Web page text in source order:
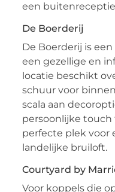
een
De Boerderij
De Boerderij is
een gezellige en
locatie beschikt
schuur voor
scala aan
persoonlijke touch
perfecte plek voor
landelijke bruiloft.
Courtyard by
Voor koppels die